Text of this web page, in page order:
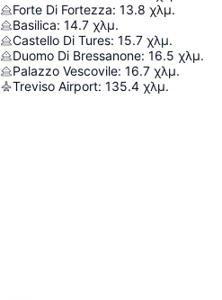
Forte Di Fortezza: 13.8 χλμ.
Basilica: 14.7 χλμ.
Castello Di Tures: 15.7 χλμ.
Duomo Di Bressanone: 16.5 χλμ.
Palazzo Vescovile: 16.7 χλμ.
Treviso Airport: 135.4 χλμ.